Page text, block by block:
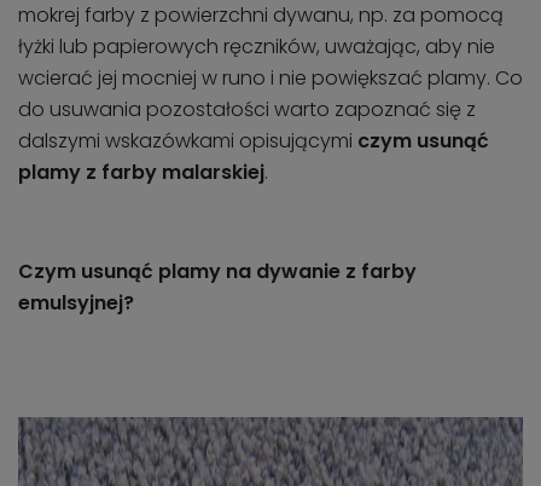
mokrej farby z powierzchni dywanu, np. za pomocą
łyżki lub papierowych ręczników, uważając, aby nie
wcierać jej mocniej w runo i nie powiększać plamy. Co
do usuwania pozostałości warto zapoznać się z
dalszymi wskazówkami opisującymi czym usunąć
plamy z farby malarskiej.
Czym usunąć plamy na dywanie z farby
emulsyjnej?